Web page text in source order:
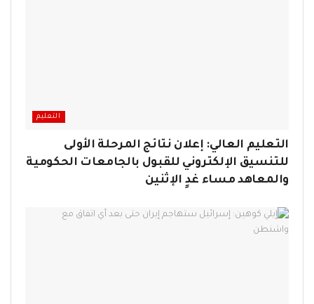
التعليم
التعليم العالي: إعلان نتائج المرحلة الأولى
للتنسيق الإلكتروني للقبول بالجامعات الحكومية
والمعاهد مساء غدٍ الإثنين